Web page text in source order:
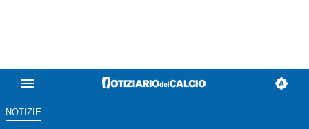
NOTIZIE